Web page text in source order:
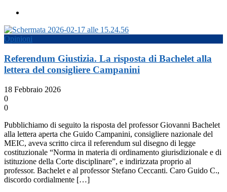
Opinioni
Referendum Giustizia. La risposta di Bachelet alla
lettera del consigliere Campanini
18 Febbraio 2026
0
0
Pubblichiamo di seguito la risposta del professor Giovanni Bachelet
alla lettera aperta che Guido Campanini, consigliere nazionale del
MEIC, aveva scritto circa il referendum sul disegno di legge
costituzionale “Norma in materia di ordinamento giurisdizionale e di
istituzione della Corte disciplinare”, e indirizzata proprio al
professor. Bachelet e al professor Stefano Ceccanti. Caro Guido C.,
discordo cordialmente […]